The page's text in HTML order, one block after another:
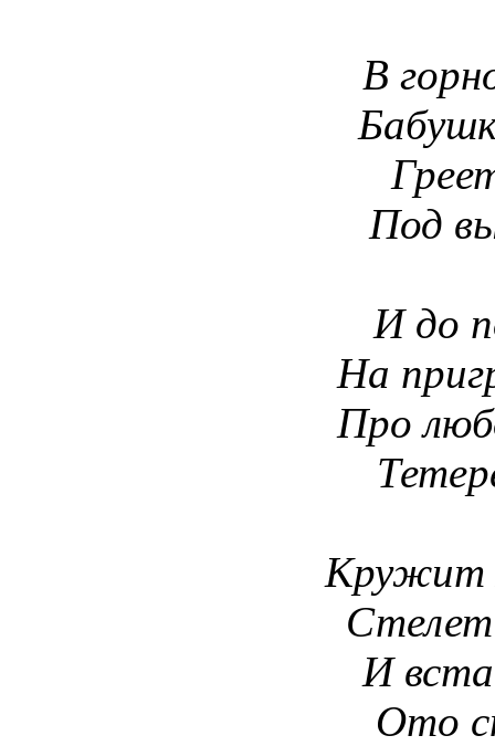
В
Под
И до
На
Про
Кружит
Стелет
И
Ото